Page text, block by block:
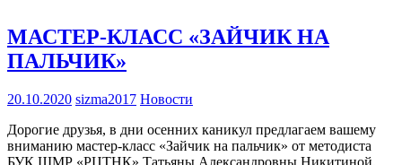
МАСТЕР-КЛАСС «ЗАЙЧИК НА
ПАЛЬЧИК»
20.10.2020 sizma2017 Новости
Дорогие друзья, в дни осенних каникул предлагаем вашему
вниманию мастер-класс «Зайчик на пальчик» от методиста
БУК ШМР «РЦТНК» Татьяны Александровны Никитиной.